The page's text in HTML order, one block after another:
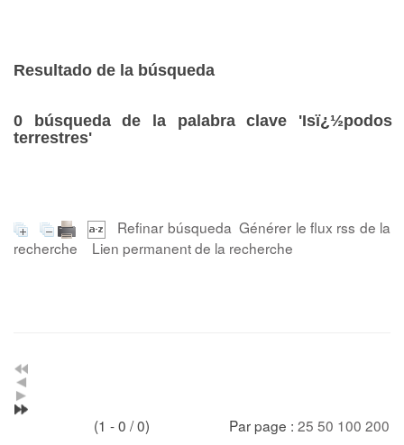
Resultado de la búsqueda
0 búsqueda de la palabra clave 'Isï¿½podos
terrestres'
Refinar búsqueda Générer le flux rss de la
recherche
Lien permanent de la recherche
(1 - 0 / 0) Par page : 25 50 100 200